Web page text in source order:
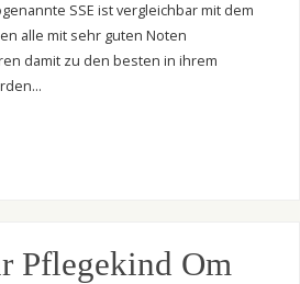
SSE ist vergleichbar mit dem
alle mit sehr guten Noten
damit zu den besten in ihrem
Pflegekind Om